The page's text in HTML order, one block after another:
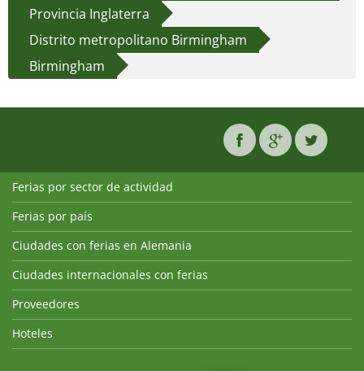
Provincia Inglaterra
Distrito metropolitano Birmingham
Birmingham
Ferias por sector de actividad
Ferias por país
Ciudades con ferias en Alemania
Ciudades internacionales con ferias
Proveedores
Hoteles